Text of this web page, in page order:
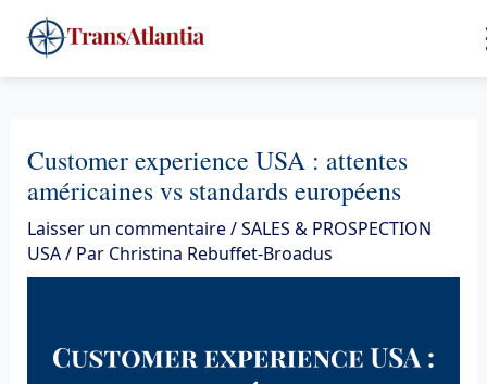
au
contenu
Customer experience USA : attentes
américaines vs standards européens
Laisser un commentaire/SALES & PROSPECTION
USA/ Par Christina Rebuffet-Broadus